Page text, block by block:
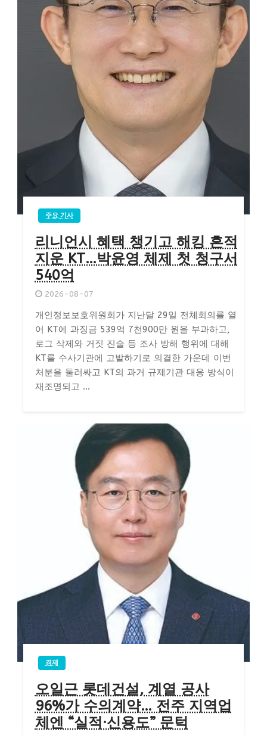
주요 기사
리니언시 혜택 챙기고 해킹 흔적
지운 KT…박윤영 체제 첫 청구서
540억
2026-08-07
개인정보보호위원회가 지난달 29일 전체회의를 열
어 KT에 과징금 539억 7천900만 원을 부과하고,
로그 삭제와 거짓 진술 등 조사 방해 행위에 대해
KT를 수사기관에 고발하기로 의결한 가운데 이번
처분을 둘러싸고 KT의 과거 규제기관 대응 방식이
재조명되고 ...
경제
오일근 롯데건설, 계열 공사
96%가 수의계약… 전주 지역업
체엔 “실적·신용도” 문턱